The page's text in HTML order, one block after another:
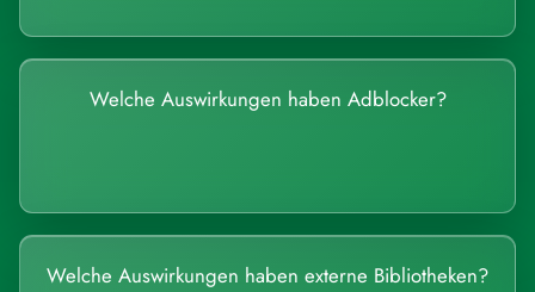
Welche Auswirkungen haben Adblocker?
Welche Auswirkungen haben externe Bibliotheken?